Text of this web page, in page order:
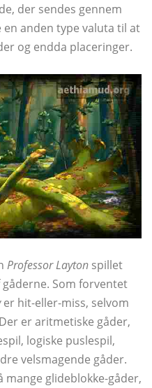
der sendes gennem
en anden type valuta til at
og endda placeringer.
Professor Layton spillet
Som forventet
er hit-eller-miss, selvom
er aritmetiske gåder,
logiske puslespil,
velsmagende gåder.
glideblokke-gåder,